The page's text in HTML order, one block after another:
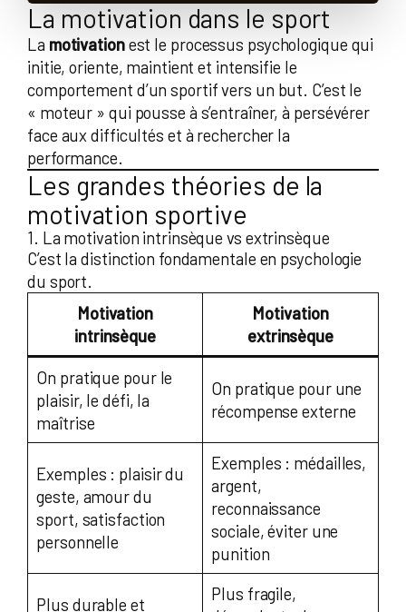
La motivation dans le sport
La motivationest le processus psychologique qui
initie, oriente, maintient et intensifie le
comportement d’un sportif vers un but. C’est le
« moteur » qui pousse à s’entraîner, à persévérer
face aux difficultés et à rechercher la
performance.
Les grandes théories de la
motivation sportive
1. La motivation intrinsèque vs extrinsèque
C’est la distinction fondamentale en psychologie
du sport.
Motivation
intrinsèque
Motivation
extrinsèque
On pratique pour le
plaisir, le défi, la
maîtrise
On pratique pour une
récompense externe
Exemples : plaisir du
geste, amour du
sport, satisfaction
personnelle
Exemples : médailles,
argent,
reconnaissance
sociale, éviter une
punition
Plus durable et
Plus fragile,